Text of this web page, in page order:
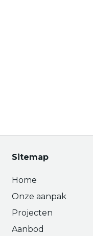
Sitemap
Home
Onze aanpak
Projecten
Aanbod